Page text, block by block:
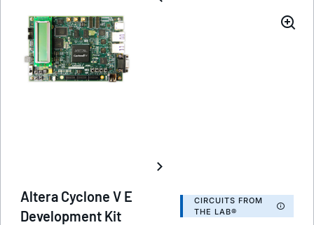
Altera Cyclone V E
Development Kit
CIRCUITS FROM
THE LAB®